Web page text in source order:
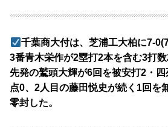
千葉商大付は、芝浦工大柏に7-
3番青木栄作が2塁打2本を含む3打数
先発の鷲頭大輝が6回を被安打2・
点0、2人目の藤田悦史が続く1回を
零封した。